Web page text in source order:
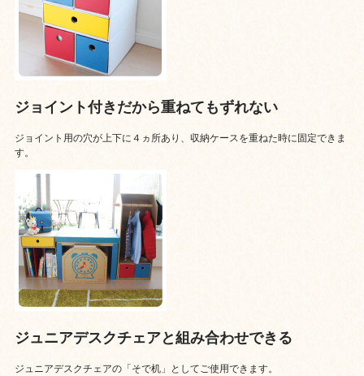
ジョイント付きだから重ねてもずれない
ジョイント用の穴が上下に４ヵ所あり、収納ケースを重ねた時に固定できま
す。
ジュニアデスクチェアと組み合わせできる
ジュニアデスクチェアの「そで机」としてご使用できます。